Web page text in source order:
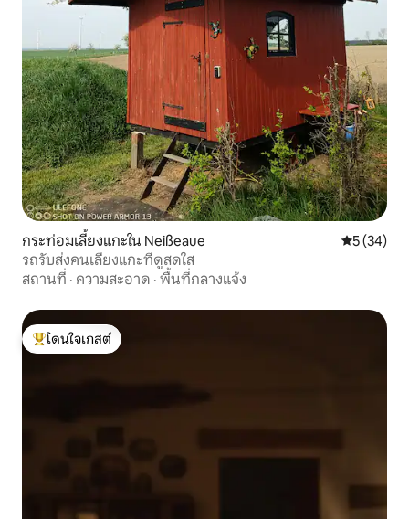
กระท่อมเลี้ยงแกะใน Neißeaue คะแนนเฉลี่
5 (34)
รถรับส่งคนเลี้ยงแกะที่ดูสดใส
สถานที่ · ความสะอาด · พื้นที่กลางแจ้ง
โดนใจเกสต์ที่สุด
โดนใจเกสต์